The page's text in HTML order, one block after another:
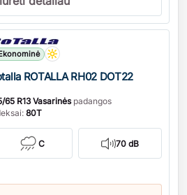
ROTALLA RH02 DOT22
65 R13 Vasarinėspadangos
80T
C 70 dB